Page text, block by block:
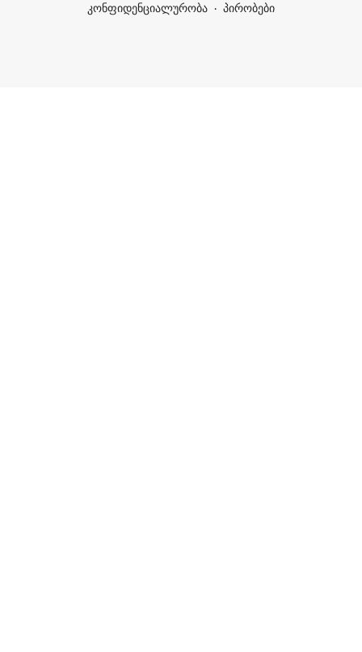
კონფიდენციალურობა
პირობები